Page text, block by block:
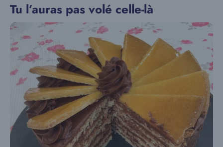
Tu l’auras pas volé celle-là